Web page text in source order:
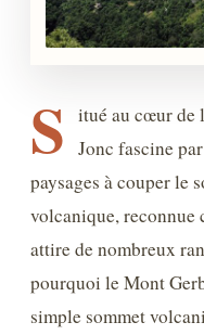
S
itué au cœur de
Jonc fascine
paysages à couper le
volcanique, reconnue
attire de nombreux
pourquoi le Mont
simple sommet